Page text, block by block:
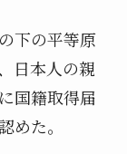
下の平等原
日本人の親
国籍取得届
めた。